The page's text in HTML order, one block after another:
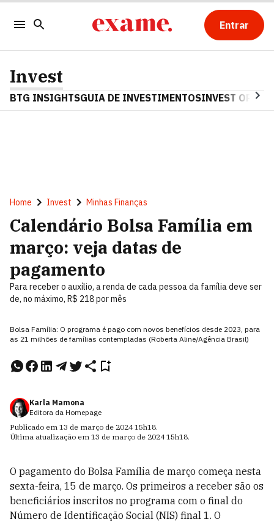
Entrar
Invest
BTG INSIGHTSGUIA DE INVESTIMENTOSINVEST OPINA
Home Invest Minhas Finanças
Calendário Bolsa Família em
março: veja datas de
pagamento
Para receber o auxílio, a renda de cada pessoa da família deve ser
de, no máximo, R$ 218 por mês
Bolsa Família: O programa é pago com novos benefícios desde 2023, para
as 21 milhões de famílias contempladas (Roberta Aline/Agência Brasil)
Karla Mamona
Editora da Homepage
Publicado em 13 de março de 2024 15h18.
Última atualização em 13 de março de 2024 15h18.
O pagamento do Bolsa Família de março começa nesta
sexta-feira, 15 de março. Os primeiros a receber são os
beneficiários inscritos no programa com o final do
Número de Identificação Social (NIS) final 1. O